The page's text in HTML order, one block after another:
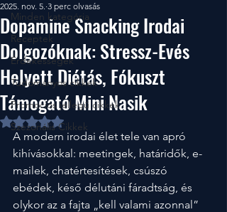
Minden kategória
Receptek
Érdekességek
Tudományos cikkek
Promociós jellegű cikkek
Szezonális Cikkek
Dopamine Snacking Irodai
Dolgozóknak: Stressz-Evés
Helyett Diétás, Fókuszt
Támogató Mini Nasik
2025. nov. 5. 3 perc olvasás
NaN csillagot kapott az 5-ből.
A modern irodai élet tele van apró
kihívásokkal: meetingek, határidők, e-
mailek, chatértesítések, csúszó
ebédek, késő délutáni fáradtság, és
olykor az a fajta „kell valami azonnal”